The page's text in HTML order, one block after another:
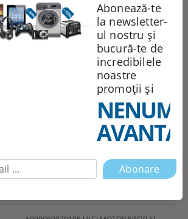
551.99Lei
A000989970101 ULEI MOTOR 5W30 1L MERCEDES
Abonează-te
la newsletter-
ul nostru și
bucură-te de
incredibilele
noastre
promoții și